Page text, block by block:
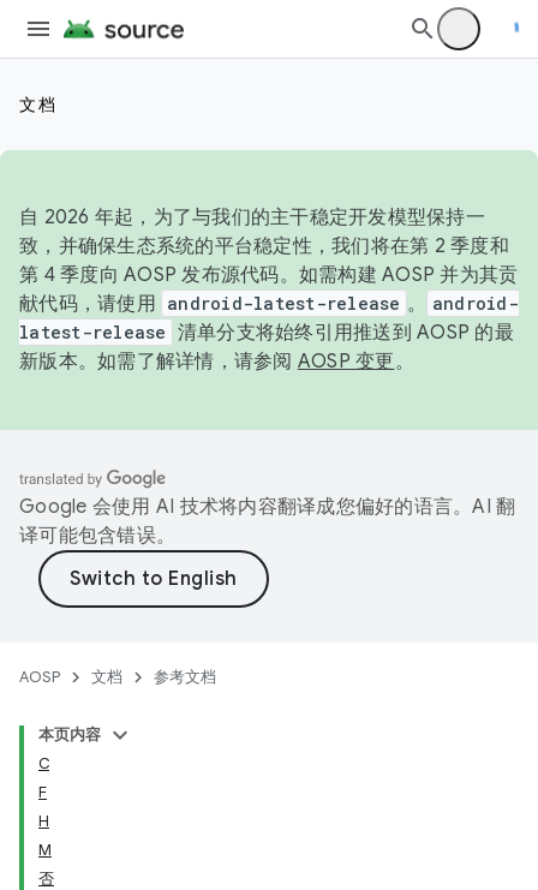
文档
自 2026 年起，为了与我们的主干稳定开发模型保持一
致，并确保生态系统的平台稳定性，我们将在第 2 季度和
第 4 季度向 AOSP 发布源代码。如需构建 AOSP 并为其贡
献代码，请使用 android-latest-release 。
android-
latest-release 清单分支将始终引用推送到 AOSP 的最
新版本。如需了解详情，请参阅 AOSP 变更。
Google 会使用 AI 技术将内容翻译成您偏好的语言。AI 翻
译可能包含错误。
AOSP 文档 参考文档
本页内容
C
F
H
M
否